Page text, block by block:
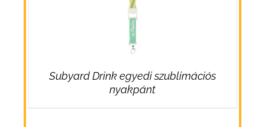
Subyard Drink egyedi szublimációs
nyakpánt